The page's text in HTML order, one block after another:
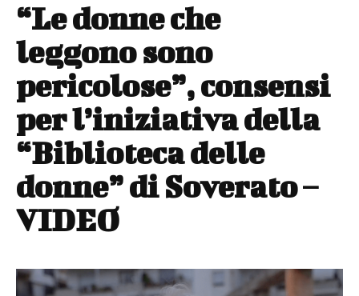
“Le donne che
leggono sono
pericolose”, consensi
per l’iniziativa della
“Biblioteca delle
donne” di Soverato –
VIDEO